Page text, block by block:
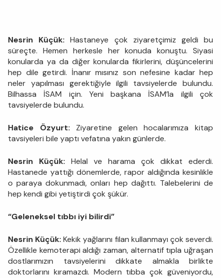
Nesrin Küçük: Hastaneye çok ziyaretçimiz geldi bu
süreçte. Hemen herkesle her konuda konuştu. Siyasi
konularda ya da diğer konularda fikirlerini, düşüncelerini
hep dile getirdi. İnanır mısınız son nefesine kadar hep
neler yapılması gerektiğiyle ilgili tavsiyelerde bulundu.
Bilhassa İSAM için. Yeni başkana İSAM’la ilgili çok
tavsiyelerde bulundu.
Hatice Özyurt: Ziyaretine gelen hocalarımıza kitap
tavsiyeleri bile yaptı vefatına yakın günlerde.
Nesrin Küçük: Helal ve harama çok dikkat ederdi.
Hastanede yattığı dönemlerde, rapor aldığında kesinlikle
o paraya dokunmadı, onları hep dağıttı. Talebelerini de
hep kendi gibi yetiştirdi çok şükür.
“Geleneksel tıbbı iyi bilirdi”
Nesrin Küçük: Kekik yağlarını filan kullanmayı çok severdi.
Özellikle kemoterapi aldığı zaman, alternatif tıpla uğraşan
dostlarımızın tavsiyelerini dikkate almakla birlikte
doktorlarını kıramazdı. Modern tıbba çok güveniyordu,